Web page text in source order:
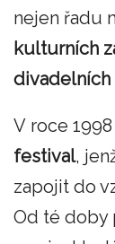
nejen řadu
kulturních
divadelních
V roce
festival,
zapojit do
Od té doby